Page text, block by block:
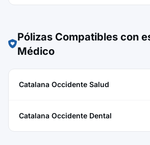
Pólizas Compatibles con
Médico
Catalana Occidente Salud
Catalana Occidente Dental